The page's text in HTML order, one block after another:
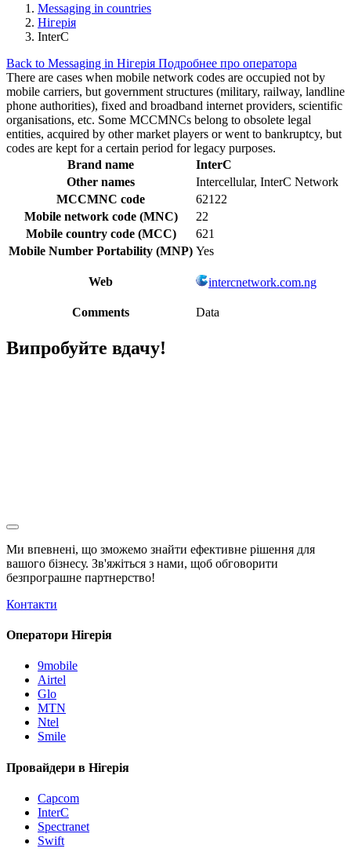
Messaging in countries
Нігерія
InterC
Back to Messaging in Нігерія Подробнее про оператора
There are cases when mobile network codes are occupied not by
mobile carriers, but government structures (military, railway, landline
phone authorities), fixed and broadband internet providers, scientific
organisations, etc. Some MCCMNCs belong to obsolete legal
entities, acquired by other market players or went to bankruptcy, but
codes are kept for a certain period for legacy purposes.
Brand name
InterC
Other names
Intercellular, InterC Network
MCCMNC code
62122
Mobile network code (MNC)
22
Mobile country code (MCC)
621
Mobile Number Portability (MNP) Yes
Web intercnetwork.com.ng
Comments Data
Випробуйте вдачу!
Ми впевнені, що зможемо знайти ефективне рішення для
вашого бізнесу. Зв'яжіться з нами, щоб обговорити
безпрограшне партнерство!
Контакти
Оператори Нігерія
9mobile
Airtel
Glo
MTN
Ntel
Smile
Провайдери в Нігерія
Capcom
InterC
Spectranet
Swift